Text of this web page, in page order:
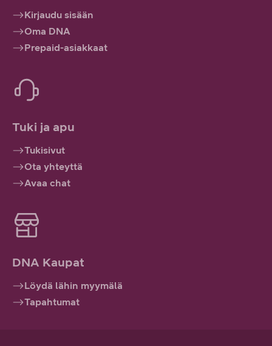
Kirjaudu sisään
Oma DNA
Prepaid-asiakkaat
Tuki ja apu
Tukisivut
Ota yhteyttä
Avaa chat
DNA Kaupat
Löydä lähin myymälä
Tapahtumat